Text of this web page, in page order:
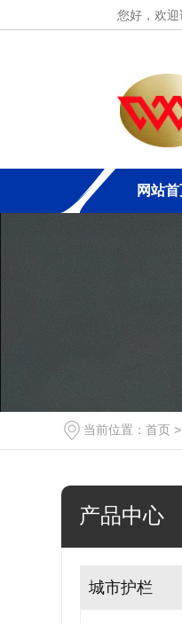
您好，欢迎
网站
当前位置： 首页 >
产品中心
城市护栏